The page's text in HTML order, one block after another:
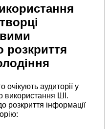
очікують аудиторії у
використання ШІ.
розкриття інформації